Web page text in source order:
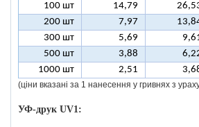
100 шт
14,79
200 шт
7,97
300 шт
5,69
500 шт
3,88
1000 шт
2,51
(ціни вказані за 1 нанесення у гривнях з
УФ-друк UV1: